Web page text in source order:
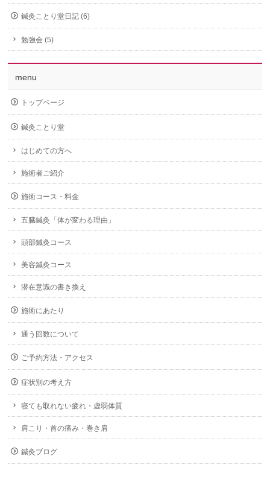
鍼灸ことり堂日記 (6)
勉強会 (5)
menu
トップページ
鍼灸ことり堂
はじめての方へ
施術者ご紹介
施術コース・料金
五臓鍼灸「体が変わる理由」
頭部鍼灸コース
美容鍼灸コース
潜在意識の書き換え
施術にあたり
通う回数について
ご予約方法・アクセス
症状別の考え方
寝ても取れない疲れ・虚弱体質
肩こり・首の痛み・巻き肩
鍼灸ブログ